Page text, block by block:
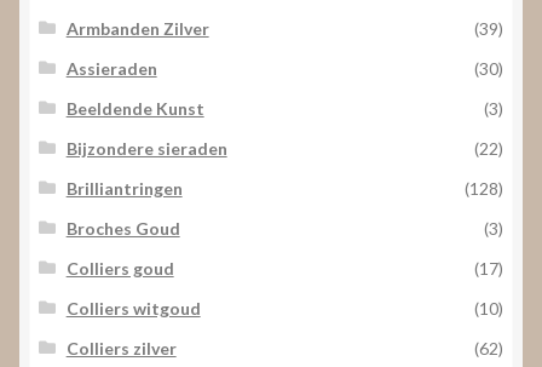
Armbanden Zilver
(39)
Assieraden
(30)
Beeldende Kunst
(3)
Bijzondere sieraden
(22)
Brilliantringen
(128)
Broches Goud
(3)
Colliers goud
(17)
Colliers witgoud
(10)
Colliers zilver
(62)